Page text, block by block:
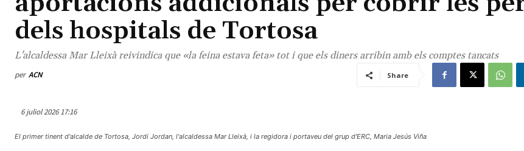
dels hospitals de Tortosa
L'alcaldessa Mar Lleixà reivindica que «la feina estava feta» tot i que els diners arribin amb els comptes tancats
per ACN Share
6 juliol 2026 17:16
El primer tinent d'alcalde de Tortosa, Jordi Jordan, l'alcaldessa Mar Lleixà, i la regidora i portaveu del grup d'ERC, Maria Jesús Viña